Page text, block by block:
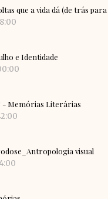
que a vida dá (de trás
e Identidade
- Memórias Literárias
visual